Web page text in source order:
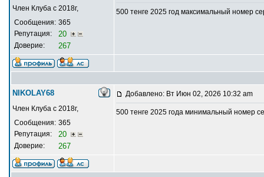
Член Клуба с 2018г,
Сообщения: 365
Репутация:
20
Доверие: 267
500 тенге 2025 год максимальный номер
NIKOLAY68
Член Клуба с 2018г,
Сообщения: 365
Репутация:
20
Доверие: 267
Добавлено: Вт Июн 02, 2026 10:32 am
500 тенге 2025 года минимальный номер